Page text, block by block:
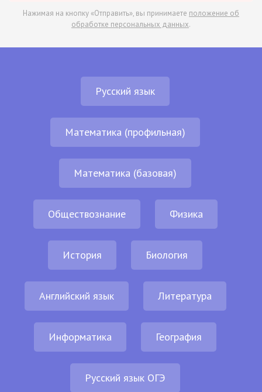
Нажимая на кнопку «Отправить», вы принимаете положение об
обработке персональных данных.
Русский язык
Математика (профильная)
Математика (базовая)
Обществознание Физика
История Биология
Английский язык Литература
Информатика География
Русский язык ОГЭ